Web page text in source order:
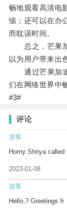
畅地观看高清电
恼；还可以在办
而耽误时间。
总之，芒果加
以为用户带来出
通过芒果加速
们在网络世界中
#3#
评论
游客
Horny Shriya called
2023-01-08
游客
Hello,? Greetings fr